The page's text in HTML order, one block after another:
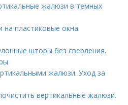
жалюзи в темных
пластиковые окна.
шторы без сверления.
жалюзи. Уход за
вертикальные жалюзи.